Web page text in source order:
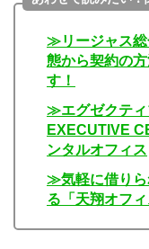
≫リージャス総
態から契約の
す！
≫エグゼクティ
EXECUTIVE
ンタルオフィス
≫気軽に借りら
る「天翔オフ